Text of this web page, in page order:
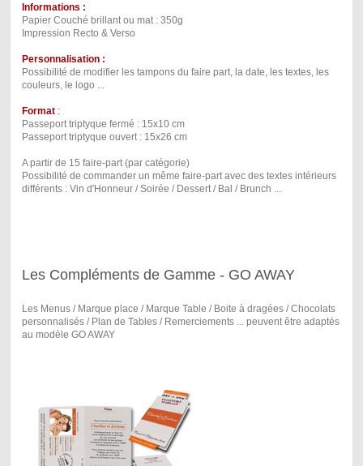
Informations :
Papier Couché brillant ou mat : 350g
Impression Recto & Verso
Personnalisation :
Possibilité de modifier les tampons du faire part, la date, les textes, les
couleurs, le logo ...
Format:
Passeport triptyque fermé : 15x10 cm
Passeport triptyque ouvert : 15x26 cm
A partir de 15 faire-part (par catégorie)
Possibilité de commander un même faire-part avec des textes intérieurs
différents : Vin d'Honneur / Soirée / Dessert / Bal / Brunch ...
Les Compléments de Gamme - GO AWAY
Les Menus / Marque place / Marque Table / Boite à dragées / Chocolats
personnalisés / Plan de Tables / Remerciements ... peuvent être adaptés
au modèle GO AWAY